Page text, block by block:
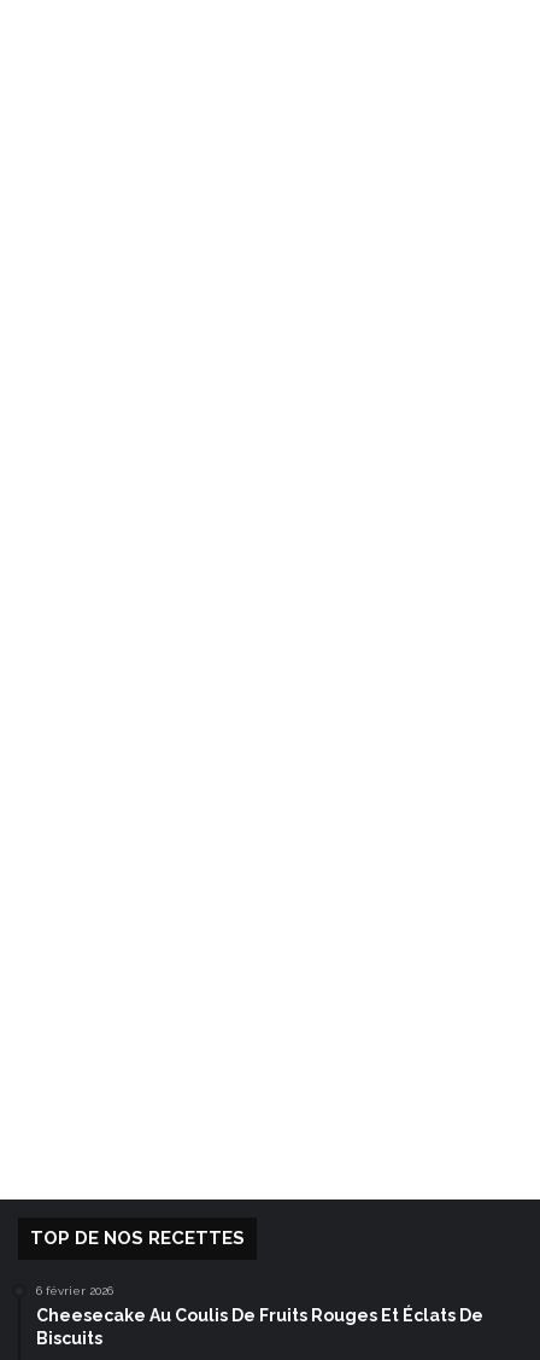
TOP DE NOS RECETTES
6 février 2026
Cheesecake Au Coulis De Fruits Rouges Et Éclats De
Biscuits